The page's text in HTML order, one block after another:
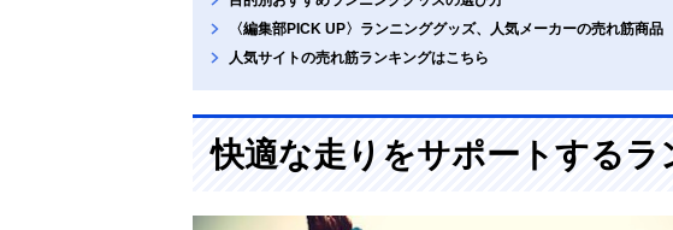
〈編集部PICK UP〉ランニンググッズ、人気メーカーの売れ筋商品
人気サイトの売れ筋ランキングはこちら
快適な走りをサポートする